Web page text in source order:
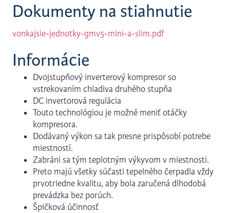
Dokumenty na stiahnutie
vonkajsie-jednotky-gmv5-mini-a-slim.pdf
Informácie
Dvojstupňový inverterový kompresor so
vstrekovaním chladiva druhého stupňa
DC invertorová regulácia
Touto technológiou je možné meniť otáčky
kompresora.
Dodávaný výkon sa tak presne prispôsobí potrebe
miestností.
Zabráni sa tým teplotným výkyvom v miestnosti.
Preto majú všetky súčasti tepelného čerpadla vždy
prvotriedne kvalitu, aby bola zaručená dlhodobá
prevádzka bez porúch.
Špičková účinnosť